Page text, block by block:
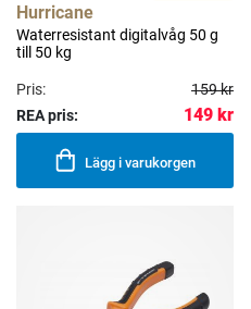
Hurricane
Waterresistant digitalvåg 50 g
till 50 kg
Pris:
159 kr
REA pris:
149 kr
Lägg i varukorgen